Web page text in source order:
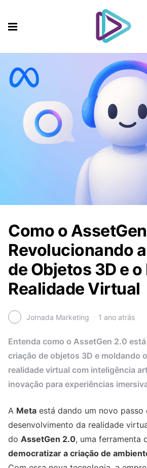
Como o
Revolucionando
de Objetos 3D e
Realidade Virtual
Jornada Marketing 1 ano atrás
Entenda como o AssetGen 2.0
criação de objetos 3D e moldando
realidade virtual com inteligência
inovação para experiências
A Meta está dando um novo passo
desenvolvimento da realidade
do AssetGen 2.0, uma ferramenta
democratizar a criação de